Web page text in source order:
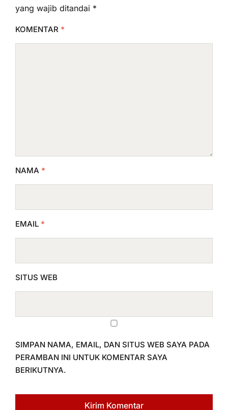
yang wajib ditandai *
KOMENTAR *
NAMA *
EMAIL *
SITUS WEB
SIMPAN NAMA, EMAIL, DAN SITUS WEB SAYA PADA
PERAMBAN INI UNTUK KOMENTAR SAYA
BERIKUTNYA.